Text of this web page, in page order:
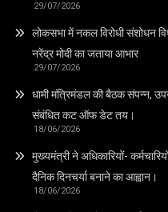
29/07/2026
लोकसभा में नकल विरोधी संशोधन
नरेंद्र मोदी का जताया आभार
29/07/2026
धामी मंत्रिमंडल की बैठक संपन्न,
संबंधित कट ऑफ डेट तय।
18/06/2026
मुख्यमंत्री ने अधिकारियों-
दैनिक दिनचर्या बनाने का आह्वान।
18/06/2026